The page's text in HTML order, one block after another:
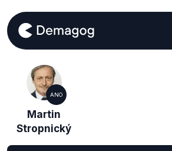
ANO
Martin
Stropnický